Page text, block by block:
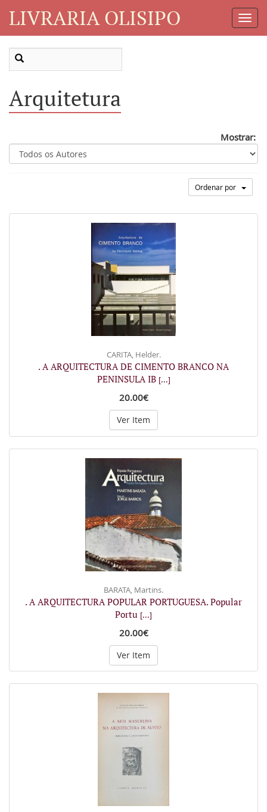
LIVRARIA OLISIPO
Arquitetura
Mostrar:
Ordenar por
CARITA, Helder.
. A ARQUITECTURA DE CIMENTO BRANCO NA
PENINSULA IB [...]
20.00€
Ver Item
BARATA, Martins.
. A ARQUITECTURA POPULAR PORTUGUESA. Popular
Portu [...]
20.00€
Ver Item